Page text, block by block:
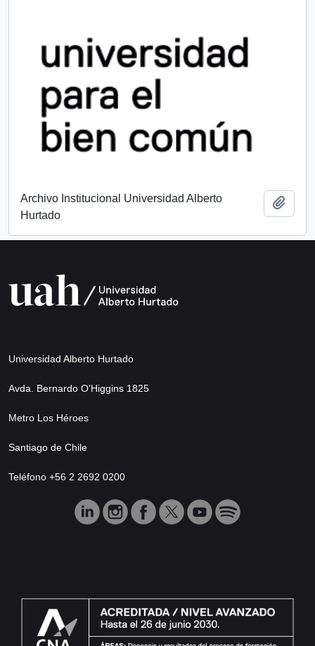
Archivo Institucional Universidad Alberto
Hurtado
Universidad Alberto Hurtado
Avda. Bernardo O’Higgins 1825
Metro Los Héroes
Santiago de Chile
Teléfono +56 2 2692 0200